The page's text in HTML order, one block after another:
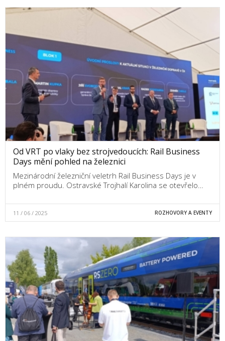
Od VRT po vlaky bez strojvedoucích: Rail Business
Days mění pohled na železnici
Mezinárodní železniční veletrh Rail Business Days je v
plném proudu. Ostravské Trojhalí Karolina se otevřelo…
11 / 06 / 2025 ROZHOVORY A EVENTY